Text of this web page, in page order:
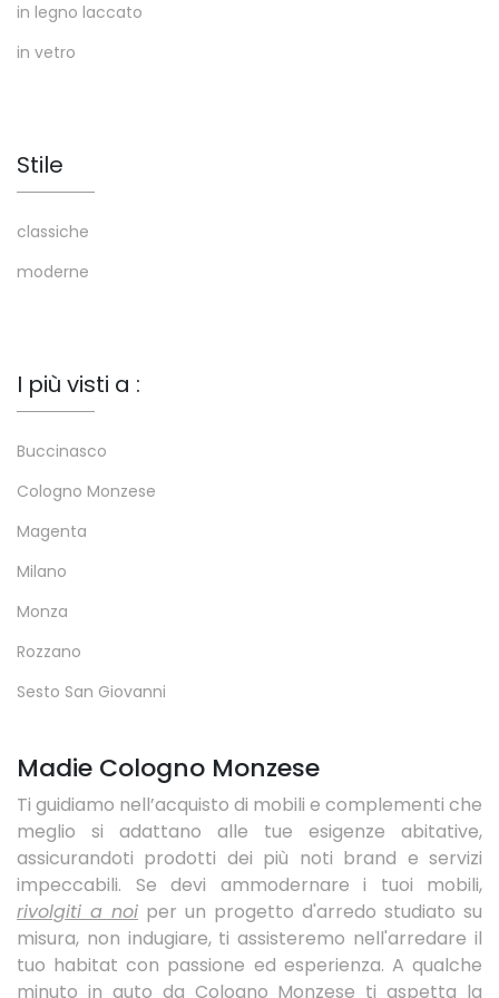
in legno laccato
in vetro
Stile
classiche
moderne
I più visti a :
Buccinasco
Cologno Monzese
Magenta
Milano
Monza
Rozzano
Sesto San Giovanni
Madie Cologno Monzese
Ti guidiamo nell’acquisto di mobili e complementi che
meglio si adattano alle tue esigenze abitative,
assicurandoti prodotti dei più noti brand e servizi
impeccabili. Se devi ammodernare i tuoi mobili,
rivolgiti a noi per un progetto d'arredo studiato su
misura, non indugiare, ti assisteremo nell'arredare il
tuo habitat con passione ed esperienza. A qualche
minuto in auto da Cologno Monzese ti aspetta la